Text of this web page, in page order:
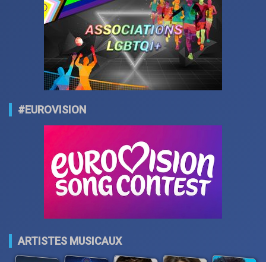
#EUROVISION
ARTISTES MUSICAUX